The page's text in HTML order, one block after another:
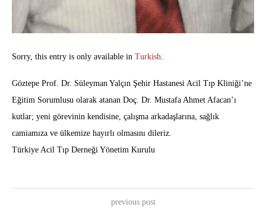
Sorry, this entry is only available in Turkish
Göztepe Prof. Dr. Süleyman Yalçın Şehir Hastanesi Acil Tıp Kliniği’ne
Eğitim Sorumlusu olarak atanan Doç. Dr. Mustafa Ahmet Afacan’ı
kutlar; yeni görevinin kendisine, çalışma arkadaşlarına, sağlık
camiamıza ve ülkemize hayırlı olmasını dileriz.
Türkiye Acil Tıp Derneği Yönetim Kurulu
previous post